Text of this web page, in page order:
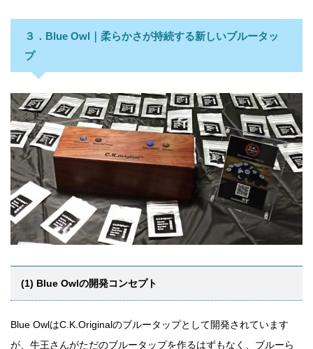
３．Blue Owl｜柔らかさが持続する新しいブルータッ
プ
(1) Blue Owlの開発コンセプト
Blue OwlはC.K.Originalのブルータップとして開発されています
が、牛王さんがただのブルータップを作るはずもなく、ブルーら